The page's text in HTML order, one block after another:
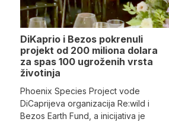
DiKaprio i Bezos pokrenuli
projekt od 200 miliona dolara
za spas 100 ugroženih vrsta
životinja
Phoenix Species Project vode
DiCaprijeva organizacija Re:wild i
Bezos Earth Fund, a inicijativa je